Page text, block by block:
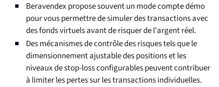
Beravendex propose souvent un mode compte démo
pour vous permettre de simuler des transactions avec
des fonds virtuels avant de risquer de l'argent réel.
Des mécanismes de contrôle des risques tels que le
dimensionnement ajustable des positions et les
niveaux de stop-loss configurables peuvent contribuer
à limiter les pertes sur les transactions individuelles.